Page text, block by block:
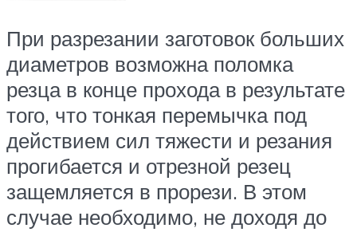
При разрезании заготовок больших
диаметров возможна поломка
резца в конце прохода в результате
того, что тонкая перемычка под
действием сил тяжести и резания
прогибается и отрезной резец
защемляется в прорези. В этом
случае необходимо, не доходя до